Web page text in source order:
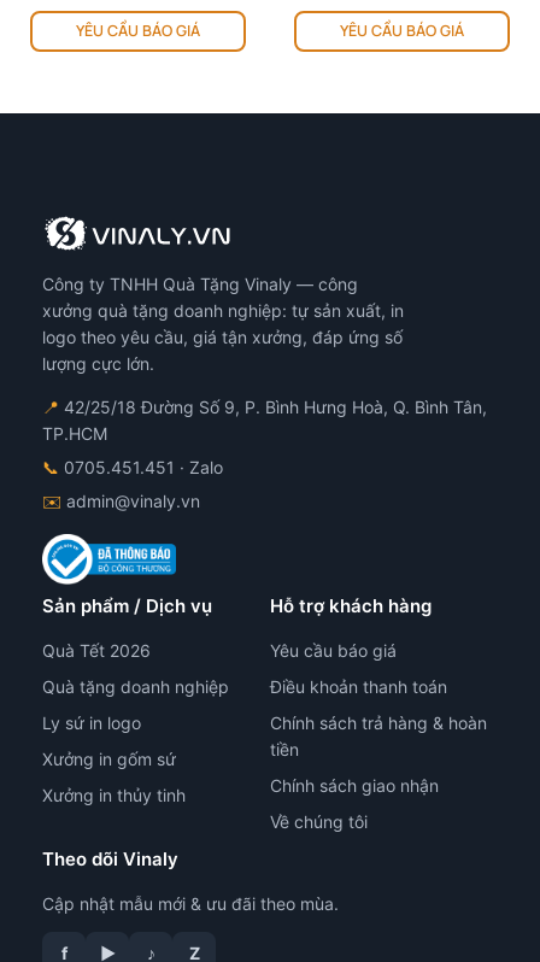
YÊU CẦU BÁO GIÁ YÊU CẦU BÁO GIÁ
Công ty TNHH Quà Tặng Vinaly — công
xưởng quà tặng doanh nghiệp: tự sản xuất, in
logo theo yêu cầu, giá tận xưởng, đáp ứng số
lượng cực lớn.
📍 42/25/18 Đường Số 9, P. Bình Hưng Hoà, Q. Bình Tân,
TP.HCM
📞 0705.451.451 · Zalo
✉️ admin@vinaly.vn
Sản phẩm / Dịch vụ
Quà Tết 2026
Quà tặng doanh nghiệp
Ly sứ in logo
Xưởng in gốm sứ
Xưởng in thủy tinh
Hỗ trợ khách hàng
Yêu cầu báo giá
Điều khoản thanh toán
Chính sách trả hàng & hoàn
tiền
Chính sách giao nhận
Về chúng tôi
Theo dõi Vinaly
Cập nhật mẫu mới & ưu đãi theo mùa.
f ▶ ♪ Z